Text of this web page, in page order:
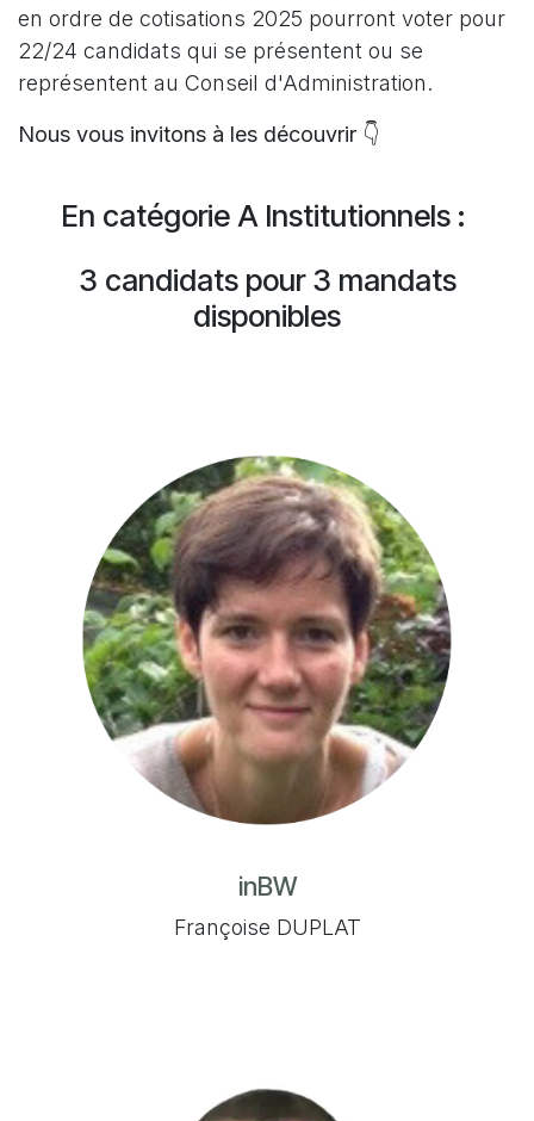
en ordre de cotisations 2025 pourront voter pour
22/24 candidats qui se présentent ou se
représentent au Conseil d'Administration.
Nous vous invitons à les découvrir 👇
En catégorie A Institutionnels :
3 candidats pour 3 mandats
disponibles
inBW
Françoise DUPLAT